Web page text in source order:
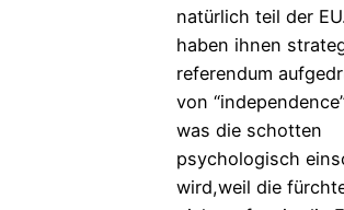
natürlich teil der
haben ihnen
referendum
von
was die schotten
psychologisch
wird,weil die